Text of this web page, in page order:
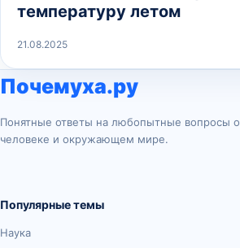
температуру летом
21.08.2025
Почемуха.ру
Понятные ответы на любопытные вопросы о
человеке и окружающем мире.
Популярные темы
Наука